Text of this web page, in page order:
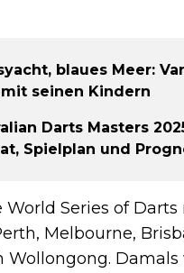
blaues Meer:
seinen Kindern
Darts Masters
Spielplan und
World Series of
Melbourne,
Wollongong.